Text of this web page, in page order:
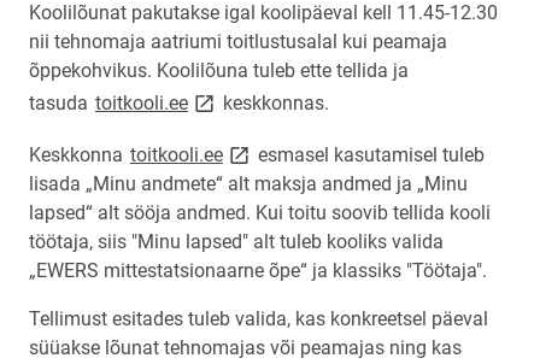
Koolilõunat pakutakse igal koolipäeval kell 11.45-12.30
nii tehnomaja aatriumi toitlustusalal kui peamaja
õppekohvikus. Koolilõuna tuleb ette tellida ja
tasuda toitkooli.eelink opens on new page
keskkonnas.
Keskkonna toitkooli.eelink opens on new page
esmasel kasutamisel tuleb
lisada „Minu andmete“ alt maksja andmed ja „Minu
lapsed“ alt sööja andmed. Kui toitu soovib tellida kooli
töötaja, siis "Minu lapsed" alt tuleb kooliks valida
„EWERS mittestatsionaarne õpe“ ja klassiks "Töötaja".
Tellimust esitades tuleb valida, kas konkreetsel päeval
süüakse lõunat tehnomajas või peamajas ning kas